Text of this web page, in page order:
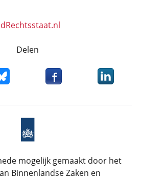
Delen
dit item op Bluesky
Deel dit item opDeel dit
mogelijk gemaakt door het
Binnenlandse Zaken en